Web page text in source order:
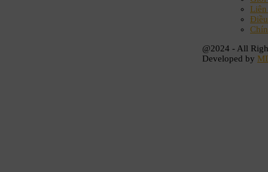
@2024 - All
Developed by